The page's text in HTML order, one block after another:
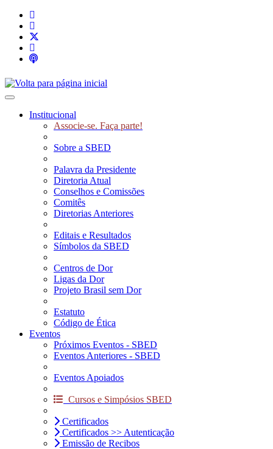
Toggle navigation
Institucional
Associe-se. Faça parte!
Sobre a SBED
Palavra da Presidente
Diretoria Atual
Conselhos e Comissões
Comitês
Diretorias Anteriores
Editais e Resultados
Símbolos da SBED
Centros de Dor
Ligas da Dor
Projeto Brasil sem Dor
Estatuto
Código de Ética
Eventos
Próximos Eventos - SBED
Eventos Anteriores - SBED
Eventos Apoiados
Cursos e Simpósios SBED
Certificados
Certificados >> Autenticação
Emissão de Recibos